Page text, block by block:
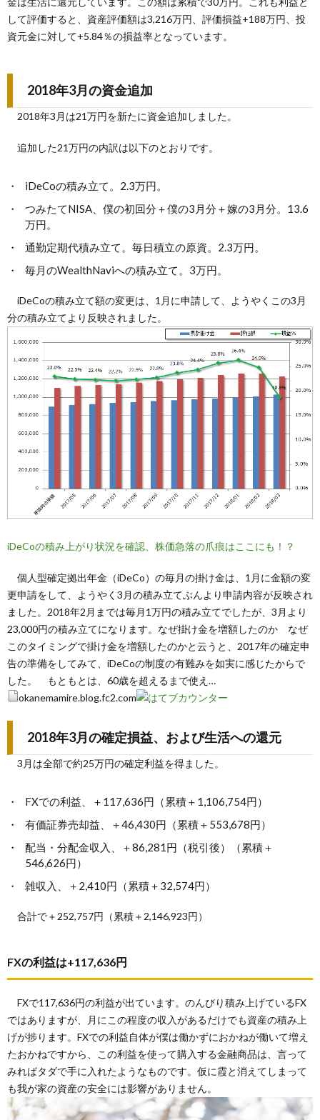
して評価すると、資産評価額は3,216万円、評価損益+188万円、投
資元金に対して+5.84％の損益率となっています。
2018年3月の資金追加
2018年3月は21万円を新たに資金追加しました。
追加した21万円の内訳は以下のとおりです。
iDeCoの積み立て。2.3万円。
つみたてNISA、僕の初回分＋僕の3月分＋嫁の3月分。13.6
万円。
通勤定期代積み立て。毎日積立の原資。2.3万円。
毎月のWealthNaviへの積み立て。3万円。
iDeCoの積み立て額の変更は、1月に申請して、ようやくこの3月
分の積み立てより反映されました。
iDeCoの積み上がり状況を確認、株価急落の爪痕はここにも！？
個人型確定拠出年金（iDeCo）の毎月の掛け金は、1月に金額の変
更申請をして、ようやく3月の積み立てぶんより申請内容が反映され
ました。2018年2月までは毎月1万円の積み立てでしたが、3月より
23,000円の積み立てになります。なぜ掛け金を増額したのか なぜ
このタイミングで掛け金を増額したのかと云うと、2017年の確定申
告の準備をしてみて、iDeCoの制度の有難みを如実に感じたからで
した。 もともとは、60歳を超えるまで使え…
okanemamire.blog.fc2.com
2018年3月の確定損益、および生活への還元
3月は全部で約25万円の確定利益を得ました。
FXでの利益、＋117,636円（累積＋1,106,754円）
有価証券売却益、＋46,430円（累積＋553,678円）
配当・分配金収入、＋86,281円（税引後）（累積＋
546,626円）
雑収入、＋2,410円（累積＋32,574円）
合計で＋252,757円（累積＋2,146,923円）
FXの利益は+117,636円
FXで117,636円の利益が出ています。のんびり積み上げているFX
ではありますが、月にこの程度の収入があるだけでも資産の積み上
げが捗ります。FXでの利益自体が僕は働かずにおかねが働いて増え
たおかねですから、この利益を使って購入する金融商品は、言って
みればタダで手に入れたようなものです。仮に霞と消えてしまって
も我が家の資産の安全には影響がありません。